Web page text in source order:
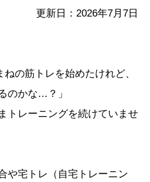
更新日：2026年7月7日
ねの筋トレを始めたけれど、
のかな…？」
トレーニングを続けていませ
や宅トレ（自宅トレーニン